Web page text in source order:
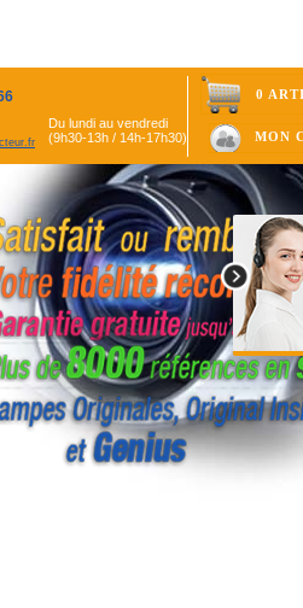
Du lundi au vendredi
(9h30-13h / 14h-17h30)
0
MON